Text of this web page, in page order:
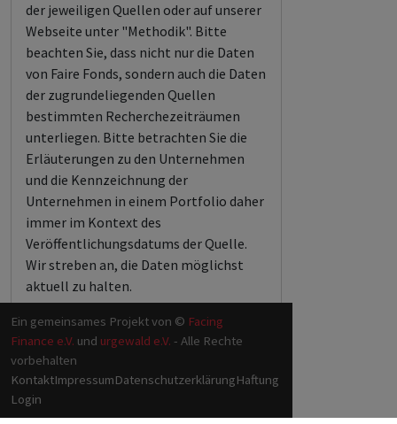
der jeweiligen Quellen oder auf unserer
Webseite unter "Methodik". Bitte
beachten Sie, dass nicht nur die Daten
von Faire Fonds, sondern auch die Daten
der zugrundeliegenden Quellen
bestimmten Recherchezeiträumen
unterliegen. Bitte betrachten Sie die
Erläuterungen zu den Unternehmen
und die Kennzeichnung der
Unternehmen in einem Portfolio daher
immer im Kontext des
Veröffentlichungsdatums der Quelle.
Wir streben an, die Daten möglichst
aktuell zu halten.
Ein gemeinsames Projekt von © Facing
Finance e.V. und urgewald e.V. - Alle Rechte
vorbehalten
KontaktImpressumDatenschutzerklärungHaftung
Login